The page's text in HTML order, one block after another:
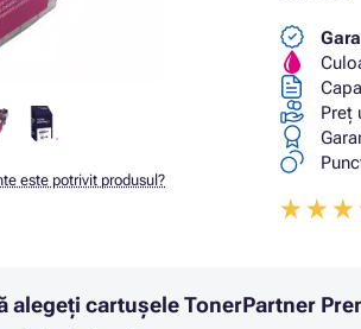
este potrivit produsul?
Preț
alegeți cartușele TonerPartner